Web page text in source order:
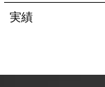
実績